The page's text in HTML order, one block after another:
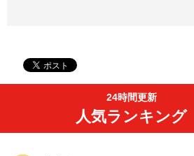
24時間更新
人気ランキング